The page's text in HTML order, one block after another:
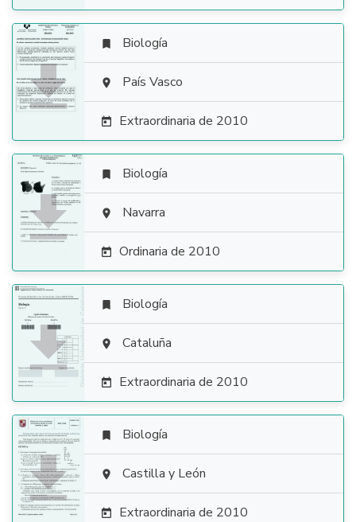

 Biología
 País Vasco
 Extraordinaria de 2010

 Biología
 Navarra
 Ordinaria de 2010

 Biología
 Cataluña
 Extraordinaria de 2010

 Biología
 Castilla y León
 Extraordinaria de 2010